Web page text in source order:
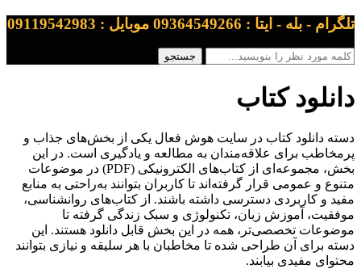
تلگرام - بله - ایتا : 09364549266 موبایل : 09119542983
دانلود کتاب
دسته دانلود کتاب در سایت هوش فعال یکی از بخش‌های جذاب و
پرمخاطب برای علاقه‌مندان به مطالعه و یادگیری است. در این
بخش، مجموعه‌ای از کتاب‌های الکترونیکی (PDF) در موضوعات
متنوع و عمومی قرار گرفته‌اند تا کاربران بتوانند به‌راحتی به منابع
مفید و کاربردی دسترسی داشته باشند. از کتاب‌های روانشناسی،
موفقیت، آموزش زبان، تکنولوژی و سبک زندگی گرفته تا
موضوعات تخصصی‌تر، همه در این بخش قابل دانلود هستند. این
دسته برای آن طراحی شده تا مخاطبان با هر سلیقه و نیازی بتوانند
محتوای مفیدی بیابند.